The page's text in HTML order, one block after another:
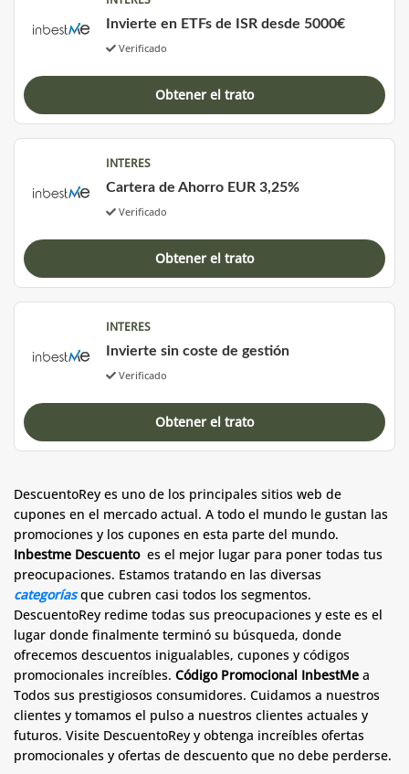
Invierte en ETFs de ISR desde 5000€
Verificado
Obtener el trato
INTERES
Cartera de Ahorro EUR 3,25%
Verificado
Obtener el trato
INTERES
Invierte sin coste de gestión
Verificado
Obtener el trato
DescuentoRey es uno de los principales sitios web de
cupones en el mercado actual. A todo el mundo le gustan las
promociones y los cupones en esta parte del mundo.
Inbestme Descuento es el mejor lugar para poner todas tus
preocupaciones. Estamos tratando en las diversas
categorías que cubren casi todos los segmentos.
DescuentoRey redime todas sus preocupaciones y este es el
lugar donde finalmente terminó su búsqueda, donde
ofrecemos descuentos inigualables, cupones y códigos
promocionales increíbles. Código Promocional InbestMe a
Todos sus prestigiosos consumidores. Cuidamos a nuestros
clientes y tomamos el pulso a nuestros clientes actuales y
futuros. Visite DescuentoRey y obtenga increíbles ofertas
promocionales y ofertas de descuento que no debe perderse.